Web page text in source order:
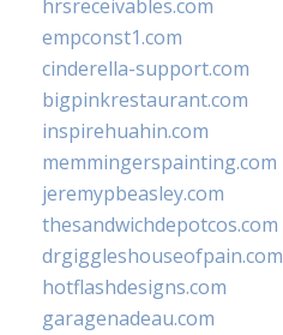
hrsreceivables.com
empconst1.com
cinderella-support.com
bigpinkrestaurant.com
inspirehuahin.com
memmingerspainting.com
jeremypbeasley.com
thesandwichdepotcos.com
drgiggleshouseofpain.com
hotflashdesigns.com
garagenadeau.com